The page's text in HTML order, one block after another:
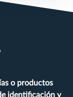
o productos
identificación y